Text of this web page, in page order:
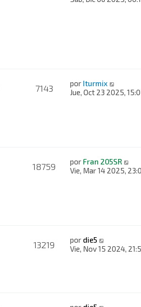
7143 por Iturmix
Jue, Oct 23 2025,
18759 por Fran 205SR
Vie, Mar 14 2025,
13219 por die5
Vie, Nov 15 2024,